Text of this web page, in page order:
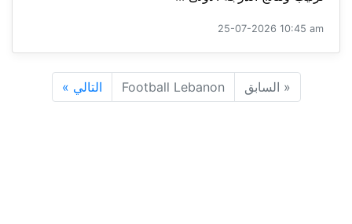
25-07-2026 10:45 am
« السابق Football Lebanon التالي »